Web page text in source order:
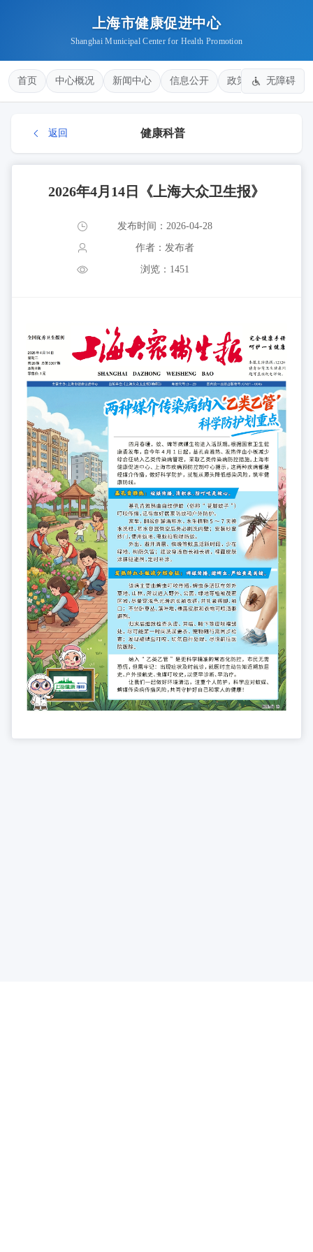
上海市健康促进中心
Shanghai Municipal Center for Health Promotion
首页 中心概况 新闻中心 信息公开 政策法规 健康
无障碍
返回 健康科普
2026年4月14日《上海大众卫生报》
发布时间：2026-04-28
作者：发布者
浏览：1451